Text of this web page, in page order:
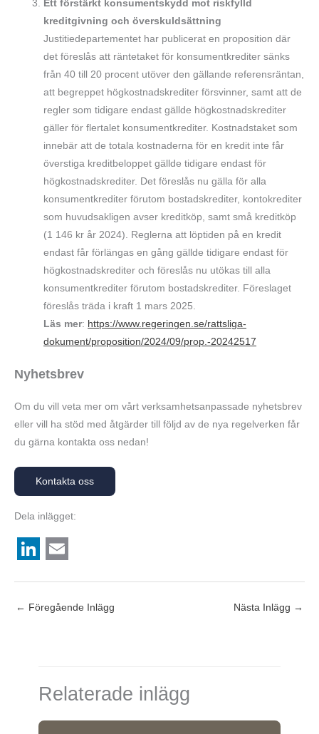
Ett förstärkt konsumentskydd mot riskfylld
kreditgivning och överskuldsättning
Justitiedepartementet har publicerat en proposition där
det föreslås att räntetaket för konsumentkrediter sänks
från 40 till 20 procent utöver den gällande referensräntan,
att begreppet högkostnadskrediter försvinner, samt att de
regler som tidigare endast gällde högkostnadskrediter
gäller för flertalet konsumentkrediter. Kostnadstaket som
innebär att de totala kostnaderna för en kredit inte får
överstiga kreditbeloppet gällde tidigare endast för
högkostnadskrediter. Det föreslås nu gälla för alla
konsumentkrediter förutom bostadskrediter, kontokrediter
som huvudsakligen avser kreditköp, samt små kreditköp
(1 146 kr år 2024). Reglerna att löptiden på en kredit
endast får förlängas en gång gällde tidigare endast för
högkostnadskrediter och föreslås nu utökas till alla
konsumentkrediter förutom bostadskrediter. Föreslaget
föreslås träda i kraft 1 mars 2025.
Läs mer: https://www.regeringen.se/rattsliga-
dokument/proposition/2024/09/prop.-20242517
Nyhetsbrev
Om du vill veta mer om vårt verksamhetsanpassade nyhetsbrev
eller vill ha stöd med åtgärder till följd av de nya regelverken får
du gärna kontakta oss nedan!
Kontakta oss
Dela inlägget:
n
a
← Föregående Inlägg Nästa Inlägg →
Relaterade inlägg